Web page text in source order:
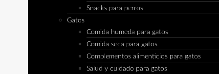
Snacks para perros
Gatos
Comida humeda para gatos
Comida seca para gatos
Complementos alimenticios para gatos
Salud y cuidado para gatos